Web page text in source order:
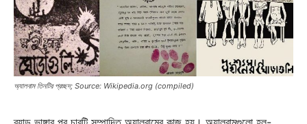
অ্যালবাম তিনটির প্রচ্ছদ; Source: Wikipedia.org (compiled)